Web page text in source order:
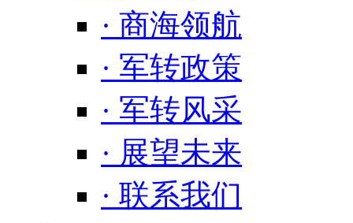
· 商海领航
· 军转政策
· 军转风采
· 展望未来
· 联系我们